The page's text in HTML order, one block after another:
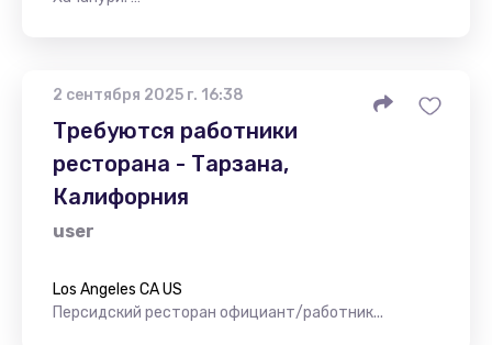
2 сентября 2025 г. 16:38
Требуются работники
ресторана - Тарзана,
Калифорния
user
Los Angeles CA US
Персидский ресторан официант/работник...